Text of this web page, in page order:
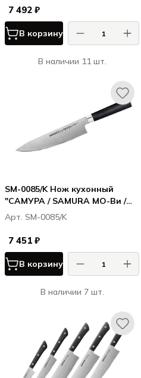
7 492 ₽
В корзину
В наличии 11 шт.
SM-0085/K Нож кухонный
"САМУРА / SAMURA МО-Ви /
MO-V" Шеф 200 мм, G-10
Арт. SM-0085/K
7 451 ₽
В корзину
В наличии 7 шт.